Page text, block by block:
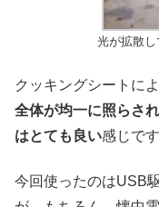
光が拡散
クッキングシートに
全体が均一に照らさ
はとても良い感じです
今回使ったのはUSB